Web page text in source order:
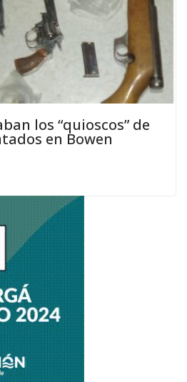
los “quioscos” de
en Bowen